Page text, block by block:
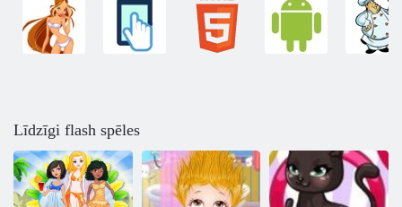
Līdzīgi flash spēles